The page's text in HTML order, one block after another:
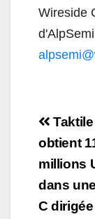
Wireside
d'AlpSemi
de
Taktile
obtient
millions
dans
C